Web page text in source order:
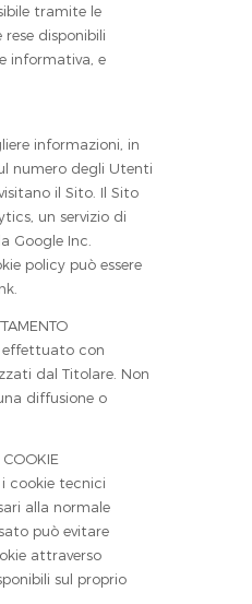
tramite le
disponibili
informativa, e
informazioni, in
numero degli Utenti
il Sito. Il Sito
un servizio di
Google Inc.
policy può essere
.
con
dal Titolare. Non
diffusione o
COOKIE
cookie tecnici
alla normale
può evitare
attraverso
sul proprio